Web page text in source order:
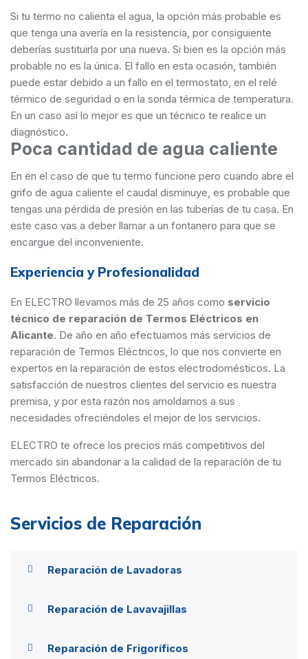
Si tu termo no calienta el agua, la opción más probable es
que tenga una avería en la resistencia, por consiguiente
deberías sustituirla por una nueva. Si bien es la opción más
probable no es la única. El fallo en esta ocasión, también
puede estar debido a un fallo en el termostato, en el relé
térmico de seguridad o en la sonda térmica de temperatura.
En un caso así lo mejor es que un técnico te realice un
diagnóstico.
Poca cantidad de agua caliente
En en el caso de que tu termo funcione pero cuando abre el
grifo de agua caliente el caudal disminuye, es probable que
tengas una pérdida de presión en las tuberías de tu casa. En
este caso vas a deber llamar a un fontanero para que se
encargue del inconveniente.
Experiencia y Profesionalidad
En ELECTRO llevamos más de 25 años como servicio
técnico de reparación de Termos Eléctricos en
Alicante. De año en año efectuamos más servicios de
reparación de Termos Eléctricos, lo que nos convierte en
expertos en la reparación de estos electrodomésticos. La
satisfacción de nuestros clientes del servicio es nuestra
premisa, y por esta razón nos amoldamos a sus
necesidades ofreciéndoles el mejor de los servicios.
ELECTRO te ofrece los precios más competitivos del
mercado sin abandonar a la calidad de la reparación de tu
Termos Eléctricos.
Servicios de Reparación
Reparación de Lavadoras
Reparación de Lavavajillas
Reparación de Frigoríficos